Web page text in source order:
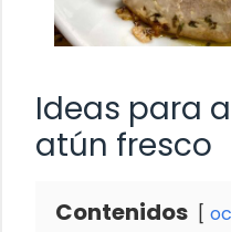
Ideas para
atún fresco
Contenidos